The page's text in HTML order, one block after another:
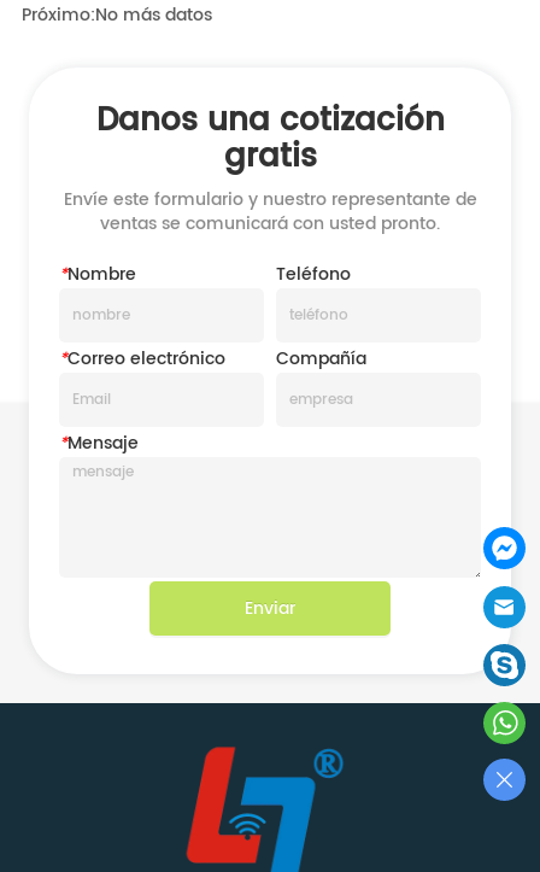
Próximo:No más datos
Danos una cotización
gratis
Envíe este formulario y nuestro representante de
ventas se comunicará con usted pronto.
*Nombre Teléfono
*Correo electrónico Compañía
*Mensaje
Enviar